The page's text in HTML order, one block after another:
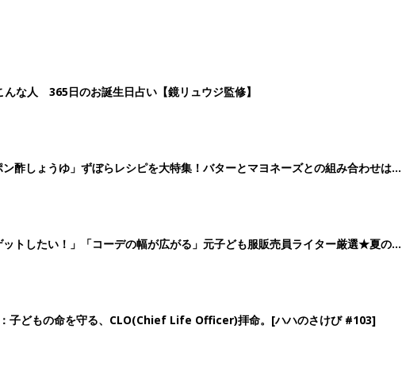
んな人 365日のお誕生日占い【鏡リュウジ監修】
酢しょうゆ」ずぼらレシピを大特集！バターとマヨネーズとの組み合わせは栄
トしたい！」「コーデの幅が広がる」元子ども服販売員ライター厳選★夏のバ
子どもの命を守る、CLO(Chief Life Officer)拝命。[ハハのさけび #103]